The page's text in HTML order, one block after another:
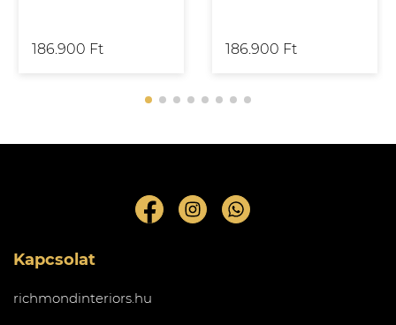
186.900 Ft 186.900 Ft
Kapcsolat
richmondinteriors.hu